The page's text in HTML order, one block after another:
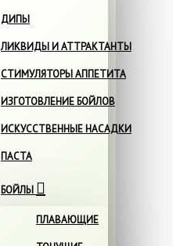
ДИПЫ
ЛИКВИДЫ И АТТРАКТАНТЫ
СТИМУЛЯТОРЫ АППЕТИТА
ИЗГОТОВЛЕНИЕ БОЙЛОВ
ИСКУССТВЕННЫЕ НАСАДКИ
ПАСТА
БОЙЛЫ
ПЛАВАЮЩИЕ